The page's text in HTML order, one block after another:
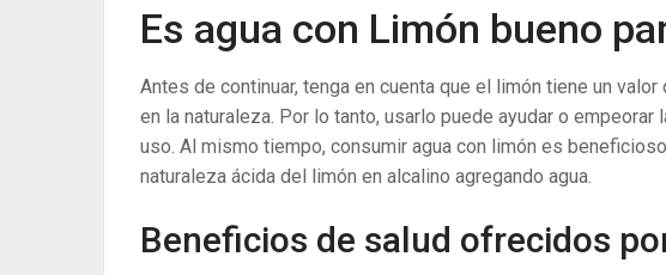
Es agua con Limón bueno
Antes de continuar, tenga en cuenta que el limón tiene un
en la naturaleza. Por lo tanto, usarlo puede ayudar o
uso. Al mismo tiempo, consumir agua con limón es
naturaleza ácida del limón en alcalino agregando agua.
Beneficios de salud ofrecidos